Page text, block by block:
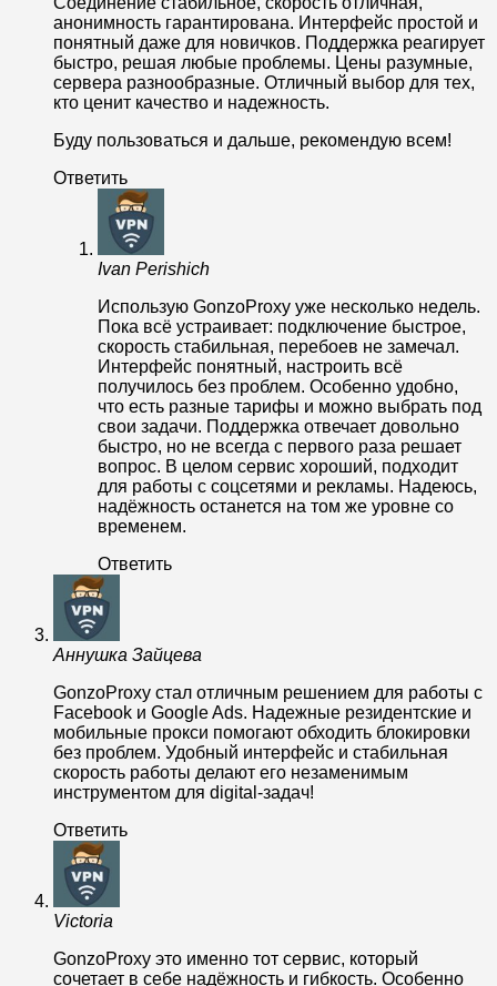
анонимность гарантирована. Интерфейс простой и
понятный даже для новичков. Поддержка реагирует
быстро, решая любые проблемы. Цены разумные,
сервера разнообразные. Отличный выбор для тех,
кто ценит качество и надежность.
Буду пользоваться и дальше, рекомендую всем!
Ответить
Ivan Perishich
Использую GonzoProxy уже несколько недель.
Пока всё устраивает: подключение быстрое,
скорость стабильная, перебоев не замечал.
Интерфейс понятный, настроить всё
получилось без проблем. Особенно удобно,
что есть разные тарифы и можно выбрать под
свои задачи. Поддержка отвечает довольно
быстро, но не всегда с первого раза решает
вопрос. В целом сервис хороший, подходит
для работы с соцсетями и рекламы. Надеюсь,
надёжность останется на том же уровне со
временем.
Ответить
Аннушка Зайцева
GonzoProxy стал отличным решением для работы с
Facebook и Google Ads. Надежные резидентские и
мобильные прокси помогают обходить блокировки
без проблем. Удобный интерфейс и стабильная
скорость работы делают его незаменимым
инструментом для digital-задач!
Ответить
Victoria
GonzoProxy это именно тот сервис, который
сочетает в себе надёжность и гибкость. Особенно